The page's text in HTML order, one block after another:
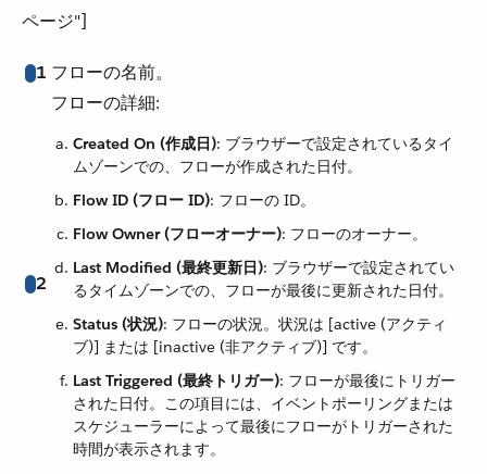
ページ"]
1 フローの名前。
2
フローの詳細:
Created On (作成日)​: ブラウザーで設定されているタイ
ムゾーンでの、フローが作成された日付。
Flow ID (フロー ID)​: フローの ID。
Flow Owner (フローオーナー)​: フローのオーナー。
Last Modified (最終更新日)​: ブラウザーで設定されてい
るタイムゾーンでの、フローが最後に更新された日付。
Status (状況)​: フローの状況。状況は [active (アクティ
ブ)] または [inactive (非アクティブ)] です。
Last Triggered (最終トリガー)​: フローが最後にトリガー
された日付。この項目には、イベントポーリングまたは
スケジューラーによって最後にフローがトリガーされた
時間が表示されます。